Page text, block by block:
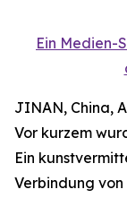
Ein Medien-
JINAN, China,
Vor kurzem
Ein
Verbindung von